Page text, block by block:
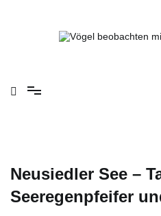
Neusiedler See –
Seeregenpfeifer